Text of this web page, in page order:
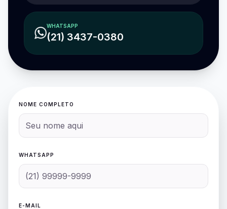
WHATSAPP
(21) 3437-0380
NOME COMPLETO
WHATSAPP
E-MAIL